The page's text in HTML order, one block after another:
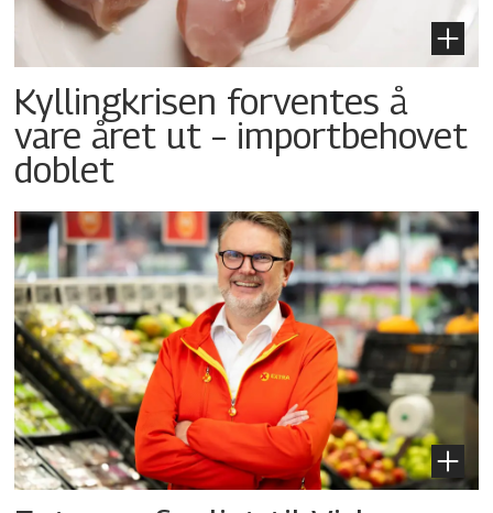
Kyllingkrisen forventes å
vare året ut – importbehovet
doblet